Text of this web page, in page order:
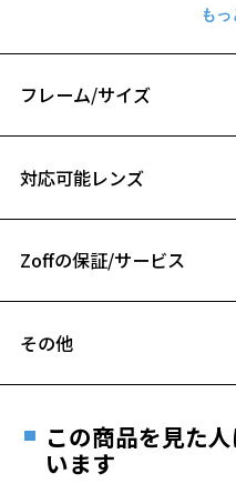
お気に
剥き出し部分に衝撃を加えると
※柄や色味の出方に個体差があ
BUSINESS ページをみる
ズ、汚れなどがあるB級品ではご
フレーム/サイズ
B ブリッジ(鼻部分)の横幅：
対応可能レンズ
フレームとレンズ
Zoffの保証/サービス
安心1 フレーム１年
その他
ご希望のお客さまは、「レ
最寄りのZoff実店舗にてレ
※サングラスやパッケージ
この商品を見た
います